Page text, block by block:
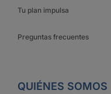
Tu plan impulsa
Preguntas frecuentes
QUIÉNES SOMOS